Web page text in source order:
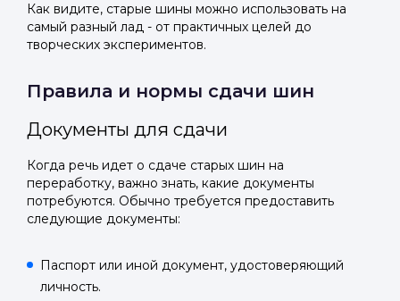
Как видите, старые шины можно использовать на
самый разный лад - от практичных целей до
творческих экспериментов.
Правила и нормы сдачи шин
Документы для сдачи
Когда речь идет о сдаче старых шин на
переработку, важно знать, какие документы
потребуются. Обычно требуется предоставить
следующие документы:
Паспорт или иной документ, удостоверяющий
личность.